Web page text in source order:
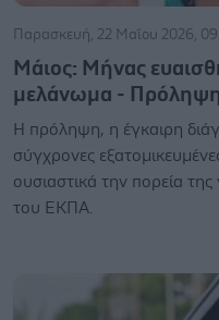
Παρασκευή, 22 Μαΐου 2026,
Μάιος: Μήνας
μελάνωμα - Πρόληψη
Η πρόληψη, η έγκαιρη
σύγχρονες
ουσιαστικά την πορεία
του ΕΚΠΑ.